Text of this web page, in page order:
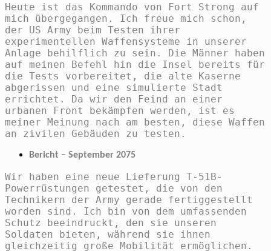
Heute ist das Kommando von Fort Strong auf
mich übergegangen. Ich freue mich schon,
der US Army beim Testen ihrer
experimentellen Waffensysteme in unserer
Anlage behilflich zu sein. Die Männer haben
auf meinen Befehl hin die Insel bereits für
die Tests vorbereitet, die alte Kaserne
abgerissen und eine simulierte Stadt
errichtet. Da wir den Feind an einer
urbanen Front bekämpfen werden, ist es
meiner Meinung nach am besten, diese Waffen
an zivilen Gebäuden zu testen.
Bericht – September 2075
Wir haben eine neue Lieferung T-51B-
Powerrüstungen getestet, die von den
Technikern der Army gerade fertiggestellt
worden sind. Ich bin von dem umfassenden
Schutz beeindruckt, den sie unseren
Soldaten bieten, während sie ihnen
gleichzeitig große Mobilität ermöglichen.